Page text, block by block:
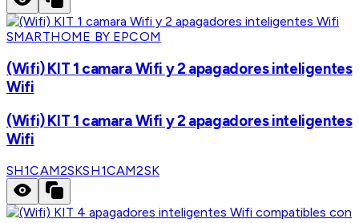
SMARTHOME BY EPCOM
(Wifi) KIT 1 camara Wifi y 2 apagadores inteligentes
Wifi
(Wifi) KIT 1 camara Wifi y 2 apagadores inteligentes
Wifi
SH1CAM2SKSH1CAM2SK